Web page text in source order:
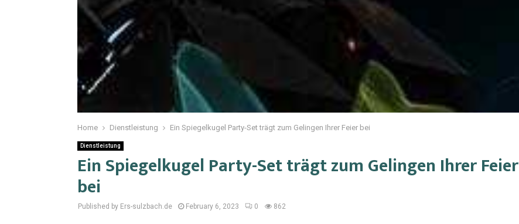
Home Dienstleistung Ein Spiegelkugel Party-Set trägt zum Gelingen Ihrer Feier bei
Dienstleistung
Ein Spiegelkugel Party-Set trägt zum Gelingen Ihrer Feier
bei
Published by Ers-sulzbach.de February 6, 2023 0 862